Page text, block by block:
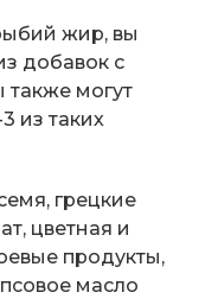
жир, вы
добавок с
также могут
из таких
грецкие
цветная и
продукты,
масло